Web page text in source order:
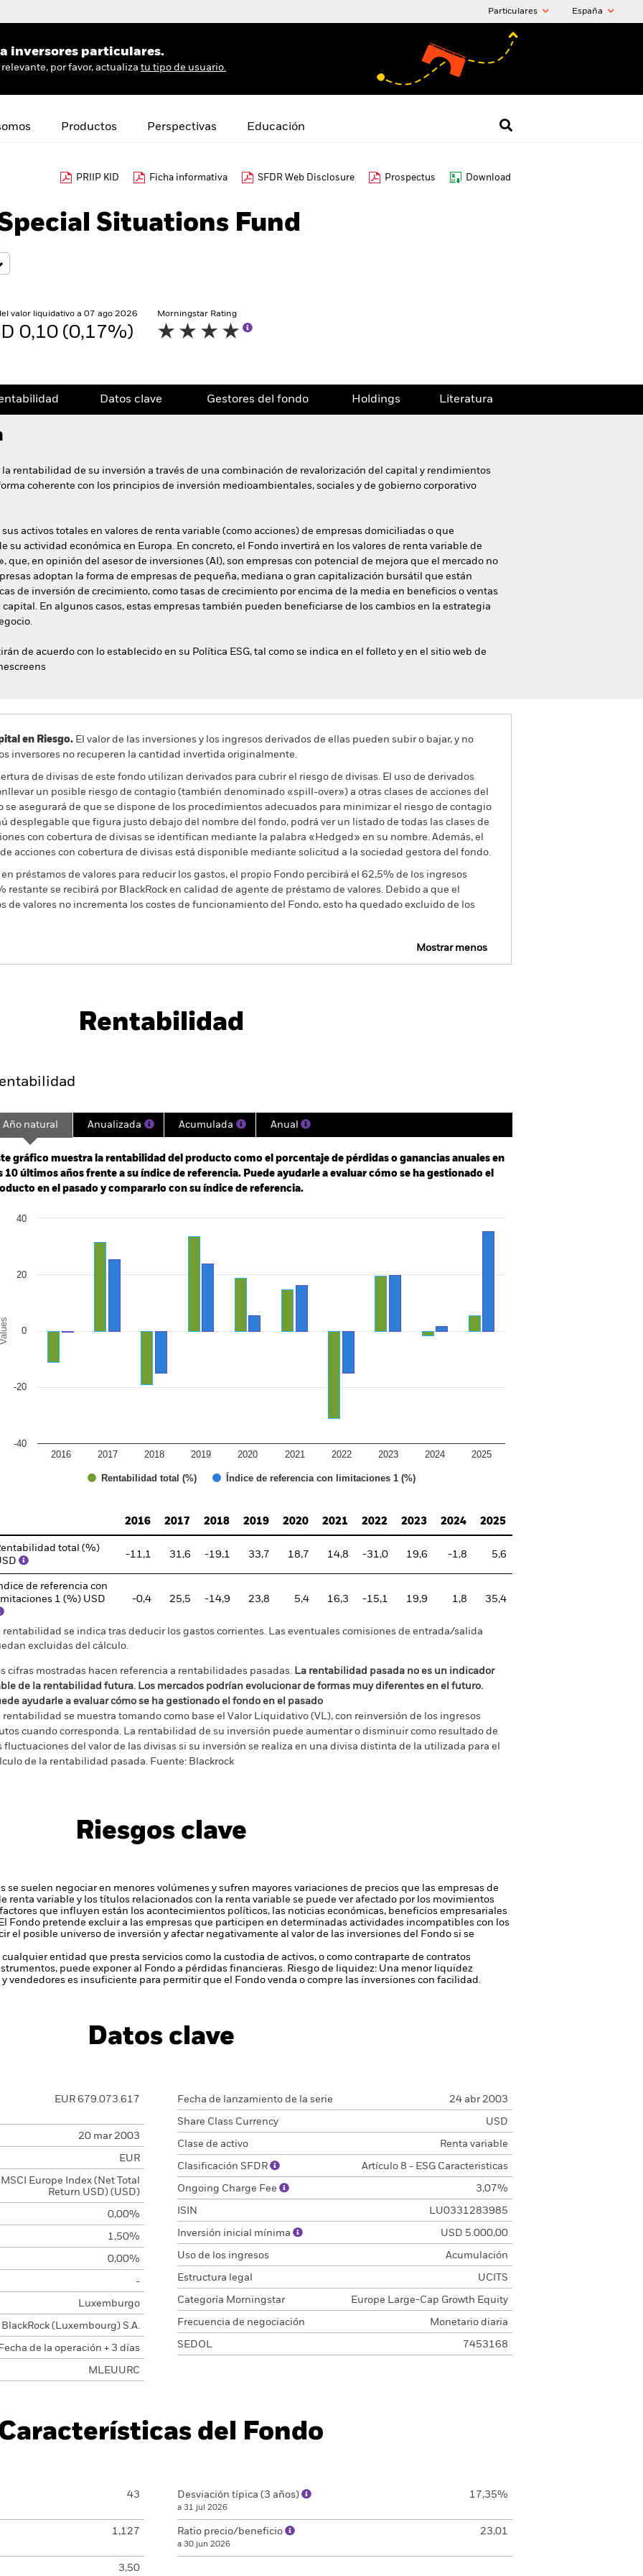
Particulares España
inversores particulares.
por favor, actualiza tu tipo de usuario.
Productos Perspectivas Educación
PRIIP KID Ficha informativa SFDR Web Disclosure Prospectus Download
Situations Fund
valor liquidativo a 07 ago 2026
0,10 (0,17%)
Morningstar Rating
Datos clave Gestores del fondo Holdings Literatura
rentabilidad de su inversión a través de una combinación de revalorización del capital y rendimientos
coherente con los principios de inversión medioambientales, sociales y de gobierno corporativo
activos totales en valores de renta variable (como acciones) de empresas domiciliadas o que
su actividad económica en Europa. En concreto, el Fondo invertirá en los valores de renta variable de
que, en opinión del asesor de inversiones (AI), son empresas con potencial de mejora que el mercado no
adoptan la forma de empresas de pequeña, mediana o gran capitalización bursátil que están
de inversión de crecimiento, como tasas de crecimiento por encima de la media en beneficios o ventas
En algunos casos, estas empresas también pueden beneficiarse de los cambios en la estrategia
de acuerdo con lo establecido en su Política ESG, tal como se indica en el folleto y en el sitio web de
en Riesgo. El valor de las inversiones y los ingresos derivados de ellas pueden subir o bajar, y no
inversores no recuperen la cantidad invertida originalmente.
de divisas de este fondo utilizan derivados para cubrir el riesgo de divisas. El uso de derivados
un posible riesgo de contagio (también denominado «spill-over») a otras clases de acciones del
se asegurará de que se dispone de los procedimientos adecuados para minimizar el riesgo de contagio
desplegable que figura justo debajo del nombre del fondo, podrá ver un listado de todas las clases de
con cobertura de divisas se identifican mediante la palabra «Hedged» en su nombre. Además, el
acciones con cobertura de divisas está disponible mediante solicitud a la sociedad gestora del fondo.
préstamos de valores para reducir los gastos, el propio Fondo percibirá el 62,5% de los ingresos
restante se recibirá por BlackRock en calidad de agente de préstamo de valores. Debido a que el
de valores no incrementa los costes de funcionamiento del Fondo, esto ha quedado excluido de los
Mostrar menos
Rentabilidad
2003-01-01 00:00:00 to 2026-07-31 00:00:00.
0 to 600.
Año natural Anualizada Acumulada Anual
gráfico muestra la rentabilidad del producto como el porcentaje de pérdidas o ganancias anuales en
10 últimos años frente a su índice de referencia. Puede ayudarle a evaluar cómo se ha gestionado el
en el pasado y compararlo con su índice de referencia.
chart with 2 data series.
chart has 1 X axis displaying categories.
Values
Rentabilidad total (%) Índice de referencia con limitaciones 1 (%)
2016 2017 2018 2019 2020 2021 2022 2023 2024 2025
-40
-20
0
20
40
2016
2017 2018 2019 2020 2021 2022 2023 2024 2025
total (%)
-11,1 31,6 -19,1 33,7 18,7 14,8 -31,0 19,6 -1,8 5,6
de referencia con
1 (%) USD
-0,4 25,5 -14,9 23,8 5,4 16,3 -15,1 19,9 1,8 35,4
rentabilidad se indica tras deducir los gastos corrientes. Las eventuales comisiones de entrada/salida
excluidas del cálculo.
cifras mostradas hacen referencia a rentabilidades pasadas. La rentabilidad pasada no es un indicador
de la rentabilidad futura. Los mercados podrían evolucionar de formas muy diferentes en el futuro.
ayudarle a evaluar cómo se ha gestionado el fondo en el pasado
rentabilidad se muestra tomando como base el Valor Liquidativo (VL), con reinversión de los ingresos
cuando corresponda. La rentabilidad de su inversión puede aumentar o disminuir como resultado de
fluctuaciones del valor de las divisas si su inversión se realiza en una divisa distinta de la utilizada para el
de la rentabilidad pasada. Fuente: Blackrock
Riesgos clave
se suelen negociar en menores volúmenes y sufren mayores variaciones de precios que las empresas de
renta variable y los títulos relacionados con la renta variable se puede ver afectado por los movimientos
que influyen están los acontecimientos políticos, las noticias económicas, beneficios empresariales
El Fondo pretende excluir a las empresas que participen en determinadas actividades incompatibles con los
el posible universo de inversión y afectar negativamente al valor de las inversiones del Fondo si se
entidad que presta servicios como la custodia de activos, o como contraparte de contratos
puede exponer al Fondo a pérdidas financieras. Riesgo de liquidez: Una menor liquidez
vendedores es insuficiente para permitir que el Fondo venda o compre las inversiones con facilidad.
Datos clave
EUR 679.073.617
20 mar 2003
EUR
MSCI Europe Index (Net Total
Return USD) (USD)
0,00%
1,50%
0,00%
-
Luxemburgo
BlackRock (Luxembourg) S.A.
Fecha de la operación + 3 días
MLEUURC
Fecha de lanzamiento de la serie 24 abr 2003
Share Class Currency USD
Clase de activo Renta variable
Clasificación SFDR Artículo 8 - ESG Caracteristicas
Ongoing Charge Fee 3,07%
ISIN LU0331283985
Inversión inicial mínima USD 5.000,00
Uso de los ingresos Acumulación
Estructura legal UCITS
Categoría Morningstar Europe Large-Cap Growth Equity
Frecuencia de negociación Monetario diaria
SEDOL 7453168
del Fondo
43
1,127
3,50
Desviación típica (3 años)
a 31 jul 2026
17,35%
Ratio precio/beneficio
a 30 jun 2026
23,01